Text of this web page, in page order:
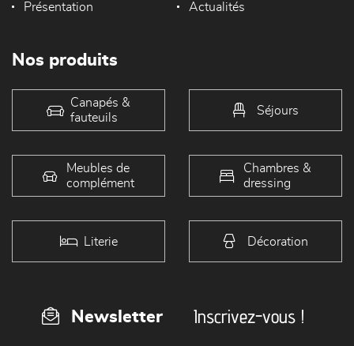
Présentation Actualités
Nos produits
Canapés &
fauteuils
Séjours
Meubles de
complément
Chambres &
dressing
Literie Décoration
Newsletter Inscrivez-vous !